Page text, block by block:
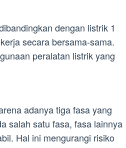
dengan listrik 1
secara bersama-sama.
peralatan listrik yang
adanya tiga fasa yang
salah satu fasa, fasa lainnya
Hal ini mengurangi risiko